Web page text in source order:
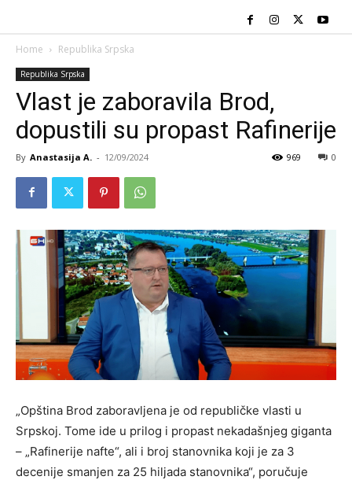
Home Republika Srpska
Republika Srpska
Vlast je zaboravila Brod,
dopustili su propast Rafinerije
By Anastasija A. - 12/09/2024 0
969
„Opština Brod zaboravljena je od republičke vlasti u
Srpskoj. Tome ide u prilog i propast nekadašnjeg giganta
– „Rafinerije nafte“, ali i broj stanovnika koji je za 3
decenije smanjen za 25 hiljada stanovnika“, poručuje